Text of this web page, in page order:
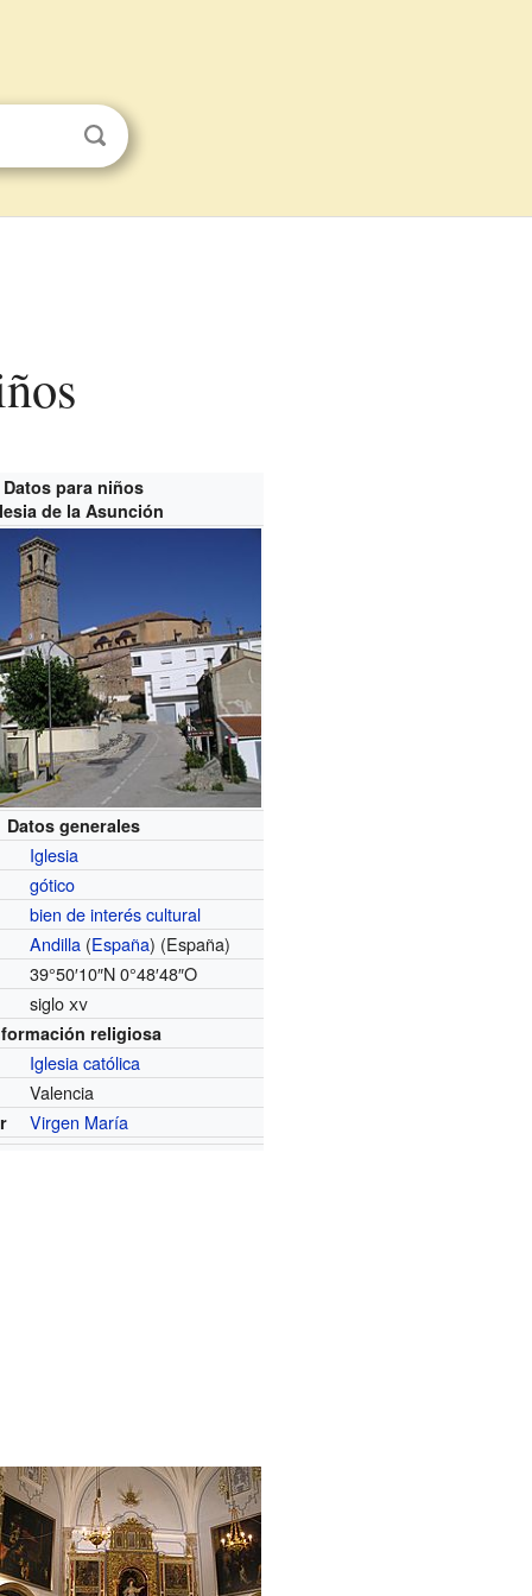
Datos para niños
de la Asunción
Datos generales
Iglesia
gótico
bien de interés cultural
Andilla (España) (España)
39°50′10″N 0°48′48″O
sigloxv
religiosa
Iglesia católica
Valencia
Virgen María